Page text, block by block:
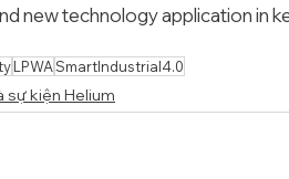
new technology application in
LPWASmartIndustrial4.0
sự kiện Helium